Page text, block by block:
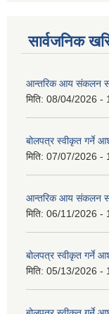
सार्वजनिक
आन्तरिक आय संकलन
मिति: 08/04/2026 -
बोलपत्र स्वीकृत गर्ने
मिति: 07/07/2026 -
आन्तरिक आय संकलन
मिति: 06/11/2026 -
बोलपत्र स्वीकृत गर्ने
मिति: 05/13/2026 -